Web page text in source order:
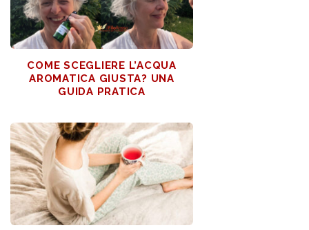
COME SCEGLIERE L’ACQUA
AROMATICA GIUSTA? UNA
GUIDA PRATICA